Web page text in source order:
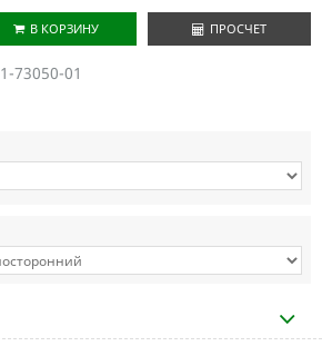
В КОРЗИНУ ПРОСЧЕТ
73050-01